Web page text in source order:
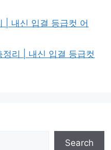
| 내신 입결 등급컷 어
리 | 내신 입결 등급컷
Search